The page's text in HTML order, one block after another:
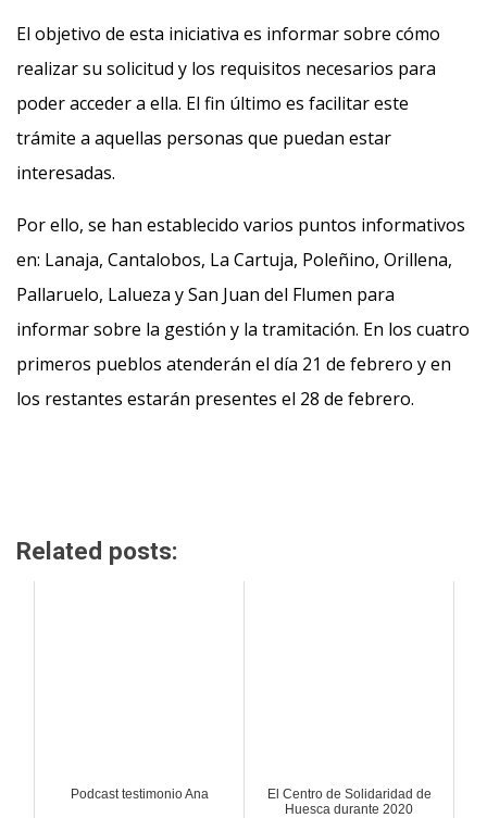
El objetivo de esta iniciativa es informar sobre cómo
realizar su solicitud y los requisitos necesarios para
poder acceder a ella. El fin último es facilitar este
trámite a aquellas personas que puedan estar
interesadas.
Por ello, se han establecido varios puntos informativos
en: Lanaja, Cantalobos, La Cartuja, Poleñino, Orillena,
Pallaruelo, Lalueza y San Juan del Flumen para
informar sobre la gestión y la tramitación. En los cuatro
primeros pueblos atenderán el día 21 de febrero y en
los restantes estarán presentes el 28 de febrero.
Related posts:
Podcast testimonio Ana
El Centro de Solidaridad de
Huesca durante 2020